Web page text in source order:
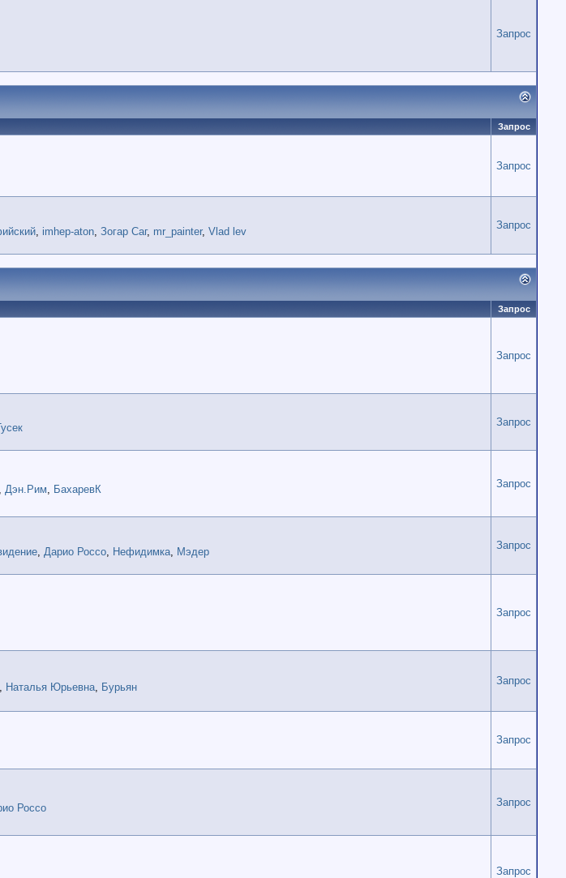
Запрос
Запрос
Запрос
, imhep-aton, Зогар Саг, mr_painter, Vlad lev
Запрос
Запрос
Запрос
Запрос
, Дэн.Рим, БахаревК Запрос
, Дарио Россо, Нефидимка, Мэдер
Запрос
Запрос
, Наталья Юрьевна, Бурьян
Запрос
Запрос
Россо Запрос
Запрос